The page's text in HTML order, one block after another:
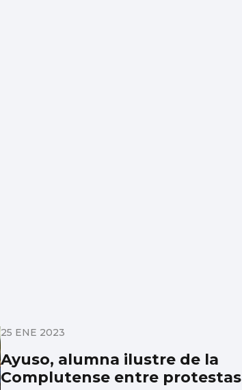
25 ENE 2023
Ayuso, alumna ilustre de la
Complutense entre protestas